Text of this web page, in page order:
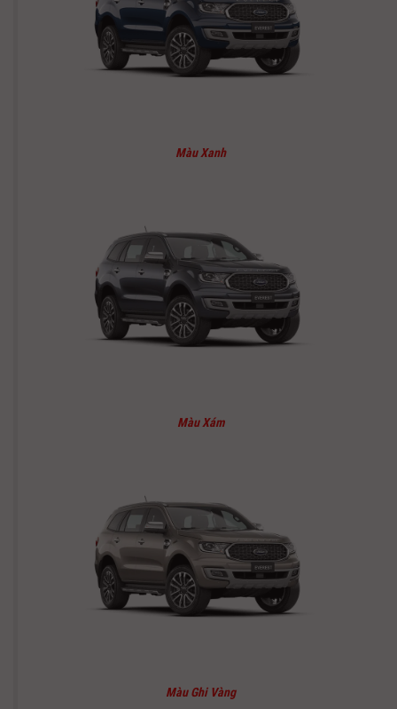
Màu Xanh
Màu Xám
Màu Ghi Vàng